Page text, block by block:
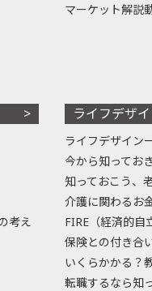
マーケット解説
考え
ライフデザ
ライフデザイン
今から知ってお
知っておこう、
介護に関わるお
FIRE（経済的自
保険との付き合
いくらかかる？
転職するなら知